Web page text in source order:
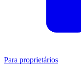
Para proprietários